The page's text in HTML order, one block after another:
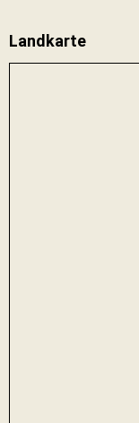
Landkarte